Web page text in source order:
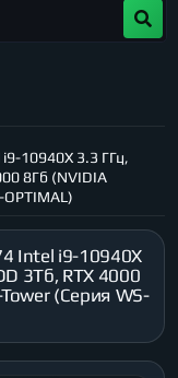
10940X 3.3 ГГц,
8Гб (NVIDIA
Intel i9-10940X
3Тб, RTX 4000
(Серия WS-